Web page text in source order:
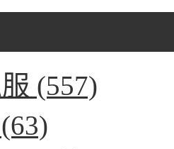
(557)
(63)